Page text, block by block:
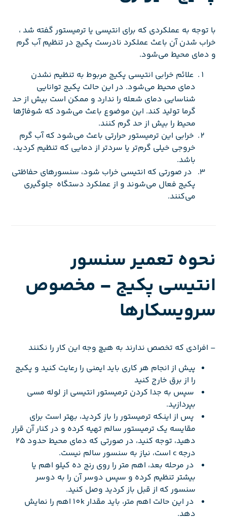
با توجه به عملکردی که برای انتیسی یا ترمیستور گفته شد ،
خراب شدن آن باعث عملکرد نادرست پکیج در تنظیم آب گرم
و دمای محیط می‌شود.
علائم خرابی انتیسی پکیج مربوط به تنظیم نشدن
دمای محیط می‌شود. در این حالت پکیج توانایی
شناسایی دمای شعله را ندارد و ممکن است بیش از حد
گرما تولید کند. این موضوع باعث می‌شود که شوفاژها
محیط را بیش از حد گرم کنند.
خرابی این ترمیستور حرارتی باعث می‌شود که آب گرم
خروجی خیلی گرم‌تر یا سردتر از دمایی که تنظیم کردید،
باشد.
در صورتی که انتیسی خراب شود، سنسورهای حفاظتی
پکیج فعال می‌شوند و از عملکرد دستگاه جلوگیری
می‌کنند.
نحوه تعمیر سنسور
انتیسی پکیج – مخصوص
سرویسکارها
– افرادی که تخصص ندارند به هیچ وجه این کار را نکنند
پیش از انجام هر کاری باید ایمنی را رعایت کنید و پکیج
را از برق خارج کنید
سپس به جدا کردن ترمیستور انتیسی از لوله مسی
بپردازید.
پس از اینکه ترمیستور را باز کردید، بهتر است برای
مقایسه یک ترمیستور سالم تهیه کرده و در کنار آن قرار
دهید، توجه کنید، در صورتی که دمای محیط حدود ۲۵
درجه c است، نیاز به سنسور سالم نیست.
در مرحله بعد، اهم متر را روی رنج ده کیلو اهم یا
بیشتر تنظیم کرده و سپس دوسر آن را به دوسر
سنسور که از قبل باز کردید وصل کنید.
در این حالت اهم متر، باید مقدار 10k اهم را نمایش
دهد.